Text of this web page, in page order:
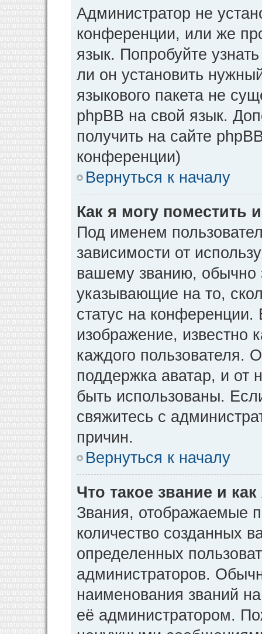
Администратор не
конференции, или же
язык. Попробуйте
ли он установить
языкового пакета не
phpBB на свой язык.
получить на сайте
конференции)
Вернуться к началу
Как я могу поместить
Под именем
зависимости от
вашему званию, обычно
указывающие на то,
статус на
изображение, известно
каждого пользователя.
поддержка аватар, и от
быть использованы.
свяжитесь с
причин.
Вернуться к началу
Что такое звание и
Звания, отображаемые
количество созданных
определенных
администраторов.
наименования званий
её администратором.